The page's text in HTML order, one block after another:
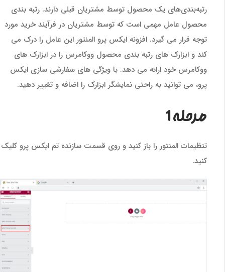
رتبه‌بندی‌های یک محصول توسط مشتریان قبلی دارند. رتبه بندی
محصول عامل مهمی است که توسط مشتریان در فرآیند خرید مورد
توجه قرار می گیرد. افزونه ایکس پرو المنتور این عامل را درک می
کند و ابزارک های رتبه بندی محصول ووکامرس را در ابزارک های
ووکامرس خود ارائه می دهد. با ویژگی های سفارشی سازی ایکس
پرو، می توانید به راحتی نمایشگر ابزارک را اضافه و تغییر دهید.
مرحله 1
تنظیمات المنتور را باز کنید و روی قسمت سازنده تم ایکس پرو کلیک
کنید.